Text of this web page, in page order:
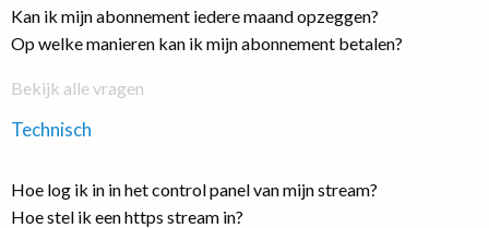
Kan ik mijn abonnement iedere maand opzeggen?
Op welke manieren kan ik mijn abonnement betalen?
Bekijk alle vragen
Technisch
Hoe log ik in in het control panel van mijn stream?
Hoe stel ik een https stream in?